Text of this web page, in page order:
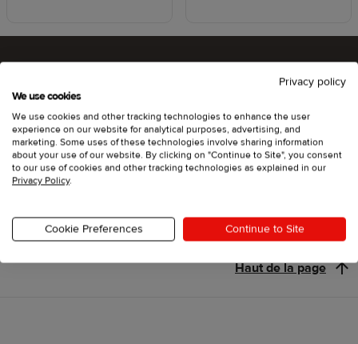
Êtes-vous prêt à tester Printful ?
Se lancer
Haut de la page
Privacy policy
We use cookies
We use cookies and other tracking technologies to enhance the user
experience on our website for analytical purposes, advertising, and
marketing. Some uses of these technologies involve sharing information
about your use of our website. By clicking on "Continue to Site", you consent
to our use of cookies and other tracking technologies as explained in our
Privacy Policy.
Cookie Preferences Continue to Site